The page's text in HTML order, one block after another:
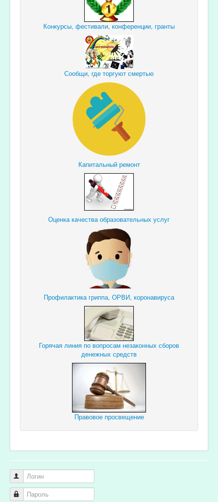
Конкурсы, фестивали, конференции, гранты
Сообщи, где торгуют смертью
Капитальный ремонт
Оценка качества образовательных услуг
Профилактика гриппа, ОРВИ, коронавируса
Горячая линия по вопросам незаконных сборов
денежных средств
Правовое просвещение
Логин
Пароль